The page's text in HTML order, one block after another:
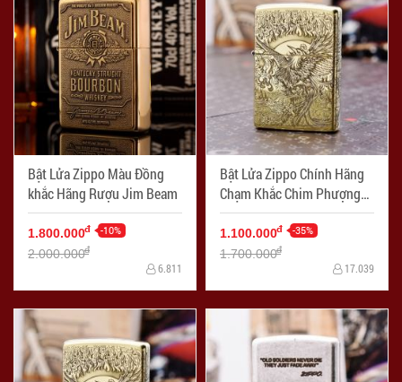
Bật Lửa Zippo Màu Đồng
khắc Hãng Rượu Jim Beam
1.800.000đ -10%
2.000.000đ
6.811
Bật Lửa Zippo Chính Hãng
Chạm Khắc Chim Phượng
Hoàng
1.100.000đ -35%
1.700.000đ
17.039